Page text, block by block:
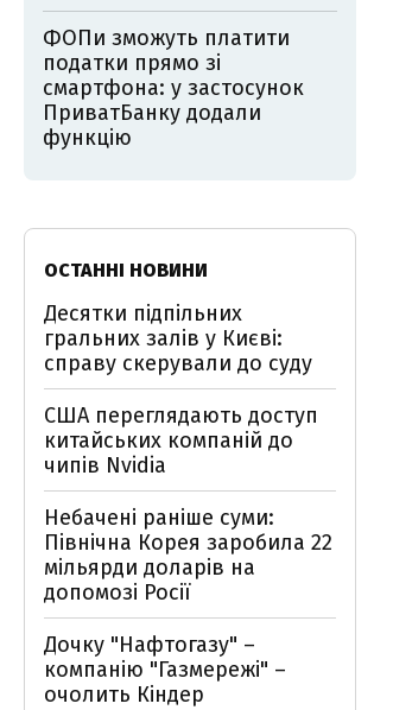
ФОПи зможуть платити
податки прямо зі
смартфона: у застосунок
ПриватБанку додали
функцію
ОСТАННІ НОВИНИ
Десятки підпільних
гральних залів у Києві:
справу скерували до суду
США переглядають доступ
китайських компаній до
чипів Nvidia
Небачені раніше суми:
Північна Корея заробила 22
мільярди доларів на
допомозі Росії
Дочку "Нафтогазу" –
компанію "Газмережі" –
очолить Кіндер